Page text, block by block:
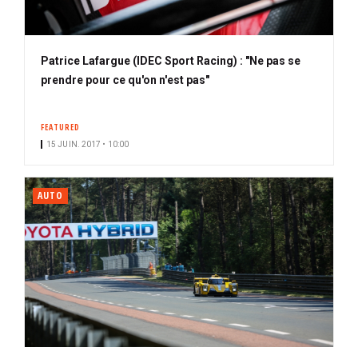
Patrice Lafargue (IDEC Sport Racing) : "Ne pas se
prendre pour ce qu'on n'est pas"
FEATURED
15 JUIN. 2017 • 10:00
AUTO